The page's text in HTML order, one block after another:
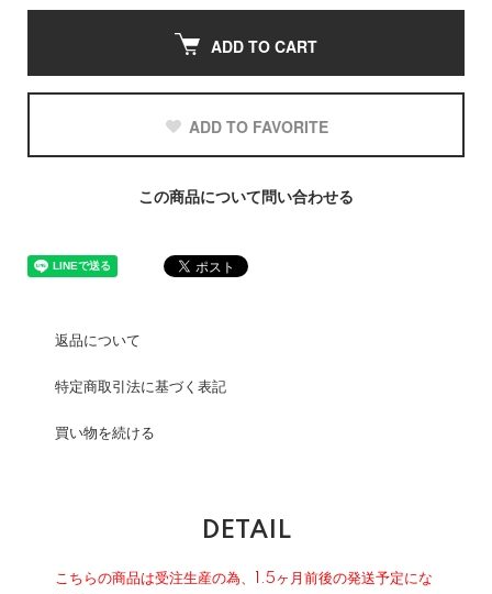
ADD TO CART
ADD TO FAVORITE
この商品について問い合わせる
返品について
特定商取引法に基づく表記
買い物を続ける
DETAIL
こちらの商品は受注生産の為、1.5ヶ月前後の発送予定にな